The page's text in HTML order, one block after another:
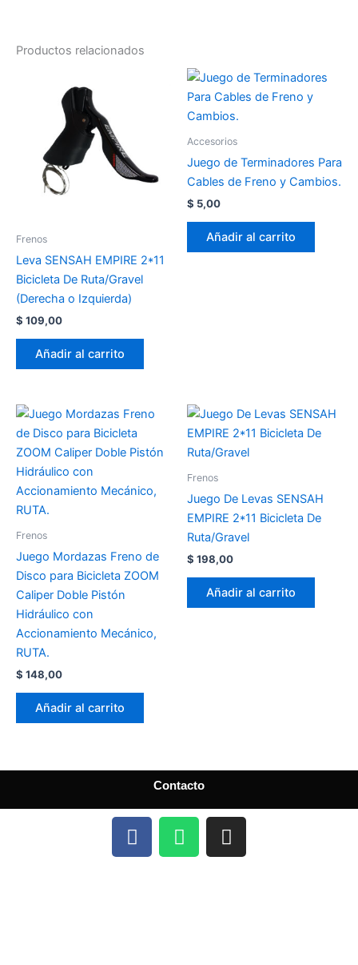
Productos relacionados
Frenos
Leva SENSAH EMPIRE 2*11
Bicicleta De Ruta/Gravel
(Derecha o Izquierda)
$ 109,00
Añadir al carrito
Accesorios
Juego de Terminadores Para
Cables de Freno y Cambios.
$ 5,00
Añadir al carrito
Frenos
Juego Mordazas Freno de
Disco para Bicicleta ZOOM
Caliper Doble Pistón
Hidráulico con
Accionamiento Mecánico,
RUTA.
$ 148,00
Añadir al carrito
Frenos
Juego De Levas SENSAH
EMPIRE 2*11 Bicicleta De
Ruta/Gravel
$ 198,00
Añadir al carrito
Contacto
F
a
W
h
I
n